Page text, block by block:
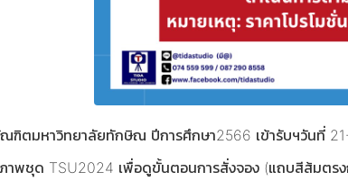
ฑิตมหาวิทยาลัยทักษิณ ปีการศึกษา2566 เข้ารับฯวันที่
าพชุด TSU2024 เพื่อดูขั้นตอนการสั่งจอง (แถบสีส้มตรง